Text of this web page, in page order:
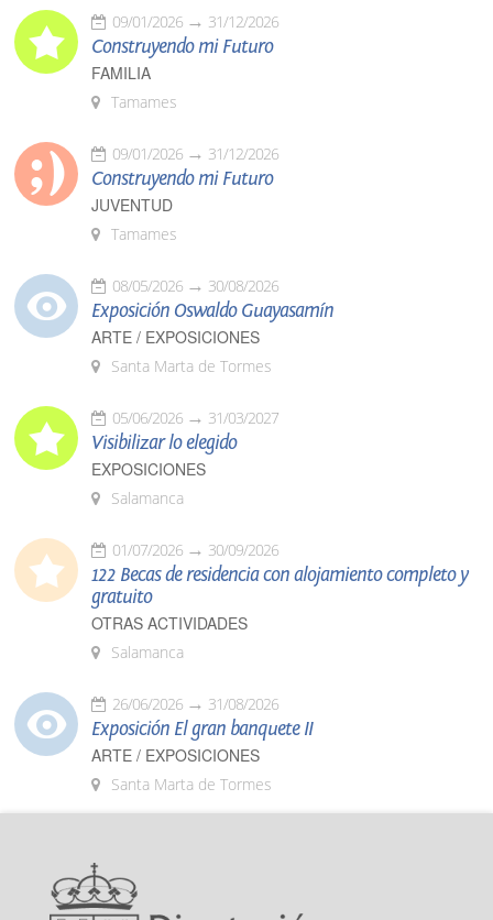
09/01/2026 31/12/2026
Construyendo mi Futuro
FAMILIA
Tamames
09/01/2026 31/12/2026
Construyendo mi Futuro
JUVENTUD
Tamames
08/05/2026 30/08/2026
Exposición Oswaldo Guayasamín
ARTE / EXPOSICIONES
Santa Marta de Tormes
05/06/2026 31/03/2027
Visibilizar lo elegido
EXPOSICIONES
Salamanca
01/07/2026 30/09/2026
122 Becas de residencia con alojamiento completo y
gratuito
OTRAS ACTIVIDADES
Salamanca
26/06/2026 31/08/2026
Exposición El gran banquete II
ARTE / EXPOSICIONES
Santa Marta de Tormes